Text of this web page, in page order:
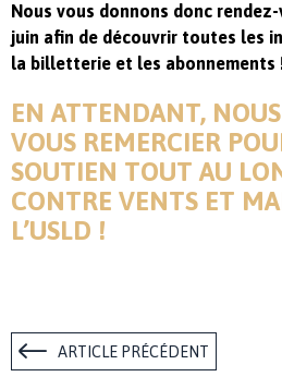
Nous vous donnons donc
juin afin de découvrir toutes les
la billetterie et les abonnements
EN ATTENDANT,
VOUS REMERCIER
SOUTIEN TOUT AU
CONTRE VENTS ET
L’USLD !
ARTICLE PRÉCÉDENT